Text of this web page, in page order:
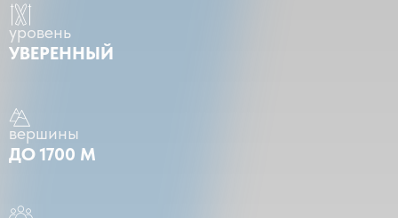
уровень
УВЕРЕННЫЙ
вершины
ДО 1700 М